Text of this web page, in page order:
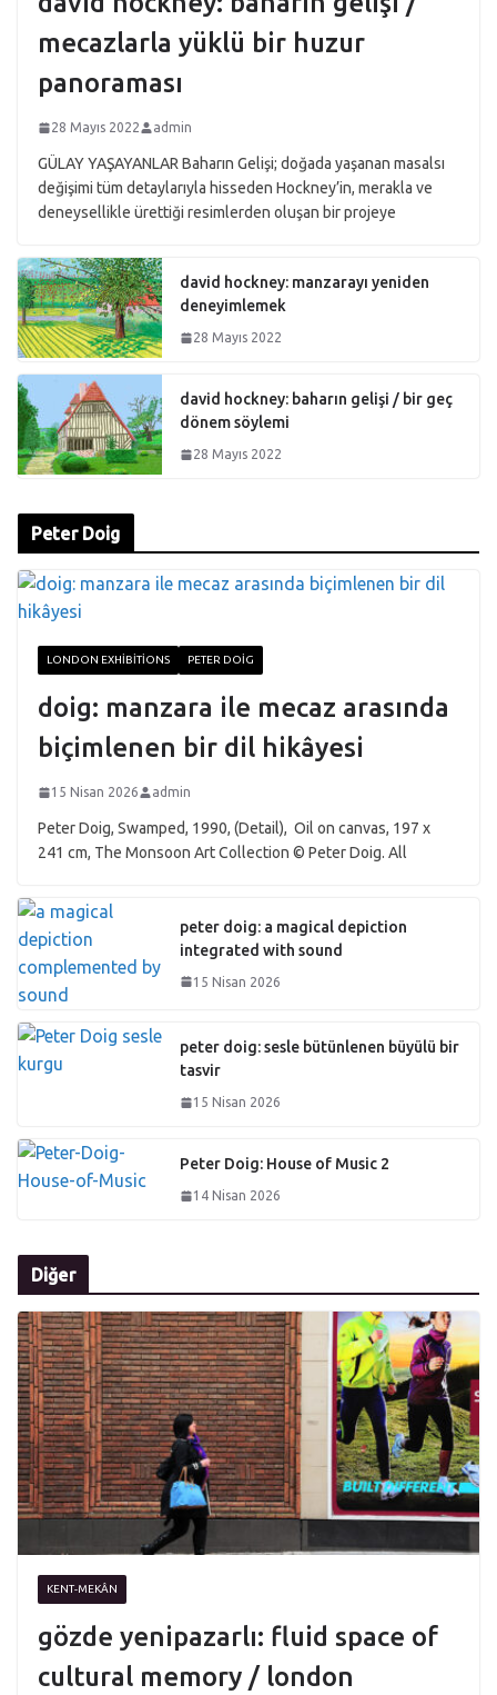
mecazlarla yüklü bir huzur
panoraması
28 Mayıs 2022 admin
GÜLAY YAŞAYANLAR Baharın Gelişi; doğada yaşanan masalsı
değişimi tüm detaylarıyla hisseden Hockney’in, merakla ve
deneysellikle ürettiği resimlerden oluşan bir projeye
david hockney: manzarayı yeniden
deneyimlemek
28 Mayıs 2022
david hockney: baharın gelişi / bir geç
dönem söylemi
28 Mayıs 2022
Peter Doig
LONDON EXHIBITIONS PETER DOIG
doig: manzara ile mecaz arasında
biçimlenen bir dil hikâyesi
15 Nisan 2026 admin
Peter Doig, Swamped, 1990, (Detail), Oil on canvas, 197 x
241 cm, The Monsoon Art Collection © Peter Doig. All
peter doig: a magical depiction
integrated with sound
15 Nisan 2026
peter doig: sesle bütünlenen büyülü bir
tasvir
15 Nisan 2026
Peter Doig: House of Music 2
14 Nisan 2026
Diğer
KENT-MEKÂN
gözde yenipazarlı: fluid space of
cultural memory / london